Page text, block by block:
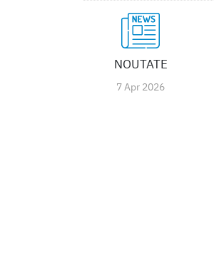
NOUTATE
7 Apr 2026